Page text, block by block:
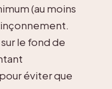
(au moins
le fond de
éviter que